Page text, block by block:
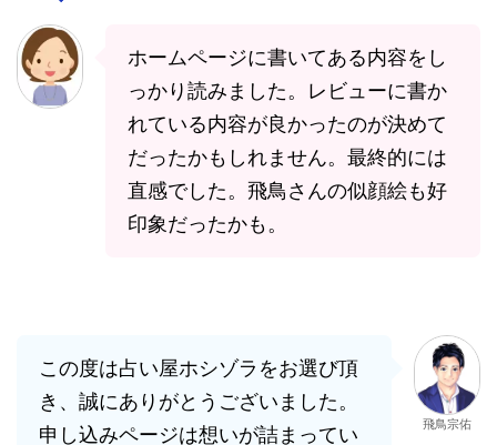
ホームページに書いてある内容をし
っかり読みました。レビューに書か
れている内容が良かったのが決めて
だったかもしれません。最終的には
直感でした。飛鳥さんの似顔絵も好
印象だったかも。
この度は占い屋ホシゾラをお選び頂
き、誠にありがとうございました。
申し込みページは想いが詰まってい
飛鳥宗佑